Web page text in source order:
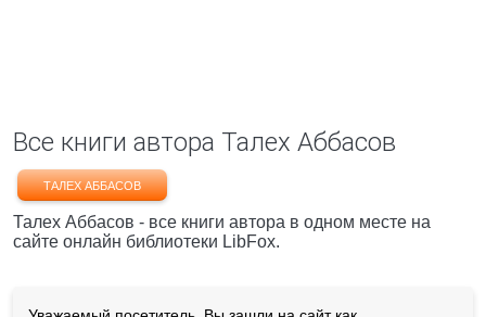
Все книги автора Талех Аббасов
ТАЛЕХ АББАСОВ
Талех Аббасов - все книги автора в одном месте на
сайте онлайн библиотеки LibFox.